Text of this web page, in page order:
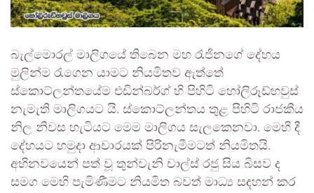
බැල්මොරල් මාලිගයේ තිබෙන මහ රැජිනගේ දේහය
මුලින්ම රැගෙන යාමට නියමිතව ඇත්තේ
ස්කොට්ලන්තයේම එඩින්බර්ග් හි පිහිටි හෝලිරූඩ්හවුස්
නැමැති මාලිගයට යි. ස්කොට්ලන්තය තුළ පිහිටි රාජකීය
නිල නිවස හැටියට මෙම මාලිගය සැලකෙනවා. මෙහි දී
දේහයට හමුදා ආචාරයක් පිරිනැමීමටත් නියමිතයි.
අභිනවයෙන් පත් වූ තුන්වැනි චාල්ස් රජු සිය බිසව ද
සමග මෙහි පැමිණීමට නියමිත බවත් මාධ්‍ය සඳහන් කර